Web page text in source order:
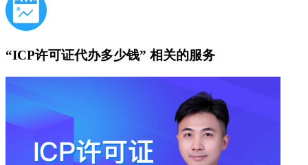
“ICP许可证代办多少钱” 相关的服务